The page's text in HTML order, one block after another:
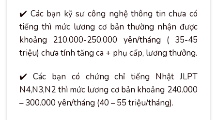
✔️ Các bạn kỹ sư công nghệ thông tin chưa có
tiếng thì mức lương cơ bản thường nhận được
khoảng 210.000-250.000 yên/tháng ( 35-45
triệu) chưa tính tăng ca + phụ cấp, lương thưởng.
✔️ Các bạn có chứng chỉ tiếng Nhật JLPT
N4,N3,N2 thì mức lương cơ bản khoảng 240.000
– 300.000 yên/tháng (40 – 55 triệu/tháng).